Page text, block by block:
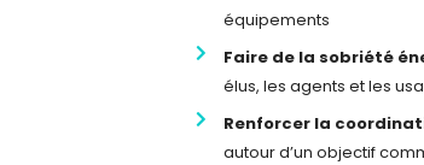
équipements
Faire de la sobriété
élus, les agents et les
Renforcer la
autour d’un objectif